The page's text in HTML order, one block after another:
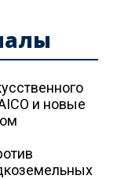
и новые